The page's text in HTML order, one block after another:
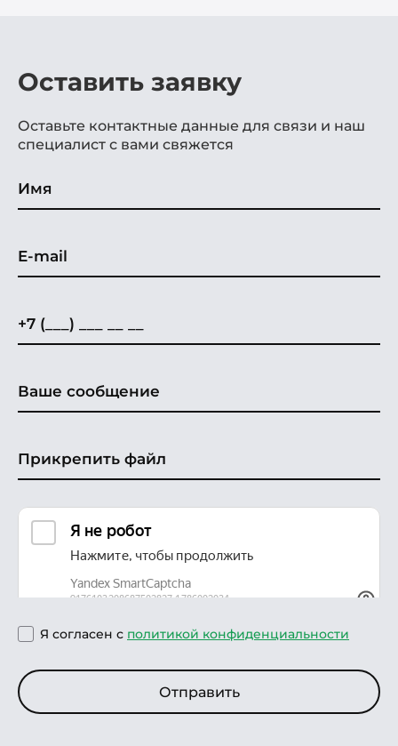
Оставить заявку
Оставьте контактные данные для связи и наш
специалист с вами свяжется
Прикрепить файл
Я согласен с политикой конфиденциальности
Отправить